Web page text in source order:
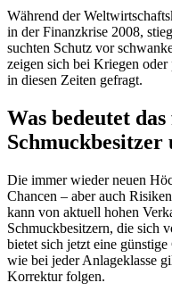
Während der
in der Finanzkrise 2008,
suchten Schutz vor
zeigen sich bei Kriegen
in diesen Zeiten gefragt.
Was bedeutet
Die immer wieder neuen
Chancen – aber auch
kann von aktuell hohen
Schmuckbesitzern, die sich
bietet sich jetzt eine
wie bei jeder Anlageklasse
Korrektur folgen.